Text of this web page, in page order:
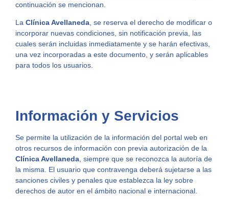
continuación se mencionan.
La Clínica Avellaneda, se reserva el derecho de modificar o
incorporar nuevas condiciones, sin notificación previa, las
cuales serán incluidas inmediatamente y se harán efectivas,
una vez incorporadas a este documento, y serán aplicables
para todos los usuarios.
Información y Servicios
Se permite la utilización de la información del portal web en
otros recursos de información con previa autorización de la
Clínica Avellaneda , siempre que se reconozca la autoría de
la misma. El usuario que contravenga deberá sujetarse a las
sanciones civiles y penales que establezca la ley sobre
derechos de autor en el ámbito nacional e internacional.